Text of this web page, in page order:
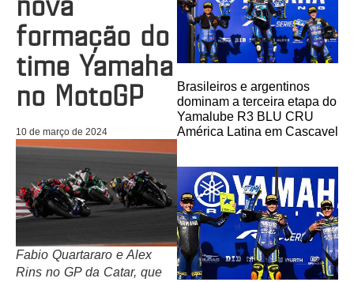
formação do
time Yamaha
no MotoGP
10 de março de 2024
Fabio Quartararo e Alex
Rins no GP da Catar, que
Brasileiros e argentinos
dominam a terceira etapa do
Yamalube R3 BLU CRU
América Latina em Cascavel